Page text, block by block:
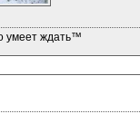
умеет ждать™